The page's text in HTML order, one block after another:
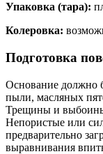
Упаковка (тара):
Колеровка:
Подготовка
Основание должно
пыли, масляных
Трещины и
Непористые или
предварительно
выравнивания